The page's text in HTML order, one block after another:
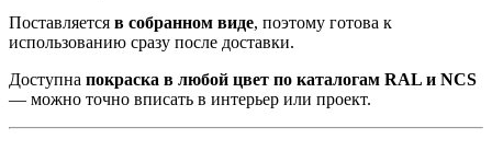
Поставляется в собранном виде, поэтому готова к
использованию сразу после доставки.
Доступна покраска в любой цвет по каталогам RAL и NCS
— можно точно вписать в интерьер или проект.